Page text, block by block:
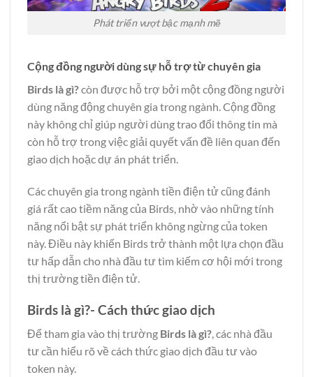
Phát triển vượt bậc mạnh mẽ
Cộng đồng người dùng sự hỗ trợ từ chuyên gia
Birds là gì?còn được hỗ trợ bởi một cộng đồng người
dùng năng động chuyên gia trong ngành. Cộng đồng
này không chỉ giúp người dùng trao đổi thông tin mà
còn hỗ trợ trong việc giải quyết vấn đề liên quan đến
giao dịch hoặc dự án phát triển.
Các chuyên gia trong ngành tiền điện tử cũng đánh
giá rất cao tiềm năng của Birds, nhờ vào những tính
năng nổi bật sự phát triển không ngừng của token
này. Điều này khiến Birds trở thành một lựa chọn đầu
tư hấp dẫn cho nhà đầu tư tìm kiếm cơ hội mới trong
thị trường tiền điện tử.
Birds là gì?- Cách thức giao dịch
Để tham gia vào thị trường Birds là gì?, các nhà đầu
tư cần hiểu rõ về cách thức giao dịch đầu tư vào
token này.